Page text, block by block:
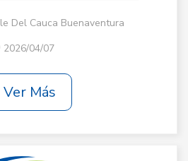
Del Cauca Buenaventura
2026/04/07
Ver Más